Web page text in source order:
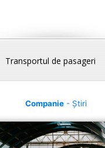
Transportul de pasageri
Companie- Știri